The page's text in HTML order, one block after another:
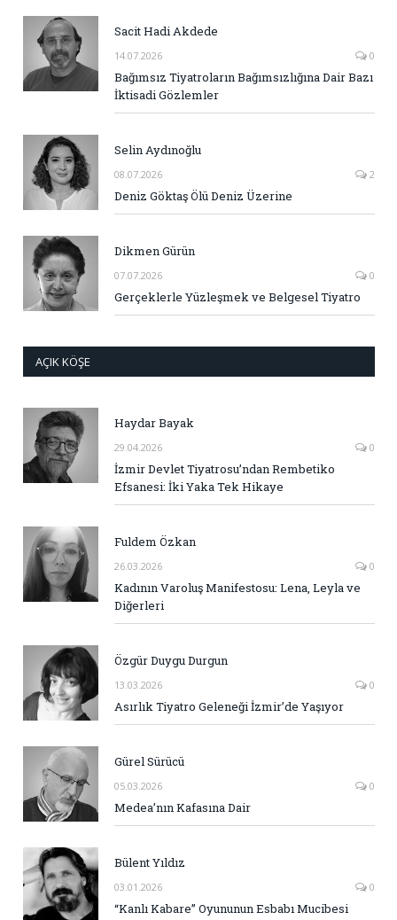
Sacit Hadi Akdede
14.07.2026 0
Bağımsız Tiyatroların Bağımsızlığına Dair Bazı
İktisadi Gözlemler
Selin Aydınoğlu
08.07.2026 2
Deniz Göktaş Ölü Deniz Üzerine
Dikmen Gürün
07.07.2026 0
Gerçeklerle Yüzleşmek ve Belgesel Tiyatro
AÇIK KÖŞE
Haydar Bayak
29.04.2026 0
İzmir Devlet Tiyatrosu’ndan Rembetiko
Efsanesi: İki Yaka Tek Hikaye
Fuldem Özkan
26.03.2026 0
Kadının Varoluş Manifestosu: Lena, Leyla ve
Diğerleri
Özgür Duygu Durgun
13.03.2026 0
Asırlık Tiyatro Geleneği İzmir’de Yaşıyor
Gürel Sürücü
05.03.2026 0
Medea’nın Kafasına Dair
Bülent Yıldız
03.01.2026 0
“Kanlı Kabare” Oyununun Esbabı Mucibesi